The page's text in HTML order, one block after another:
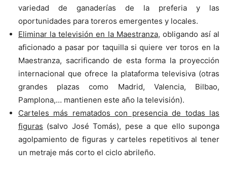
variedad de ganaderías de la preferia y las
oportunidades para toreros emergentes y locales.
Eliminar la televisión en la Maestranza, obligando así al
aficionado a pasar por taquilla si quiere ver toros en la
Maestranza, sacrificando de esta forma la proyección
internacional que ofrece la plataforma televisiva (otras
grandes plazas como Madrid, Valencia, Bilbao,
Pamplona,… mantienen este año la televisión).
Carteles más rematados con presencia de todas las
figuras (salvo José Tomás), pese a que ello suponga
agolpamiento de figuras y carteles repetitivos al tener
un metraje más corto el ciclo abrileño.